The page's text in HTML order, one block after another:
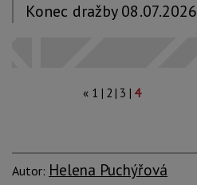
Konec dražby 08.07.2026
« 1 | 2 | 3 | 4
Autor: Helena Puchýřová